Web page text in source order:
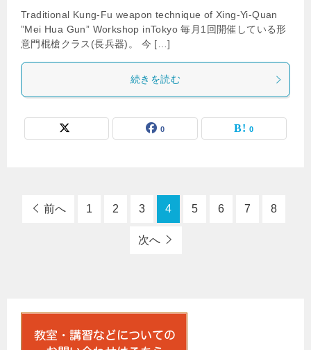
Traditional Kung-Fu weapon technique of Xing-Yi-Quan
”Mei Hua Gun” Workshop inTokyo 毎月1回開催している形
意門棍槍クラス(長兵器)。 今 […]
続きを読む
0 0
前へ 1 2 3 4 5 6 7 8
次へ